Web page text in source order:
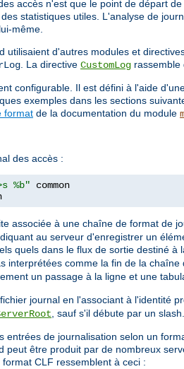
accès n'est que le point de départ
statistiques utiles. L'analyse de
même.
utilisaient d'autres modules et
. La directive CustomLog rassemble
configurable. Il est défini à l'aide
exemples dans les sections
format de la documentation du module
des accès :
%b"
associée à une chaîne de format de
au serveur d'enregistrer un
quels dans le flux de sortie destiné à
interprétées comme la fin de la
un passage à la ligne et une
journal en l'associant à l'identité
, sauf s'il débute par un slash.
entrées de journalisation selon un
peut être produit par de nombreux
CLF ressemblent à ceci :